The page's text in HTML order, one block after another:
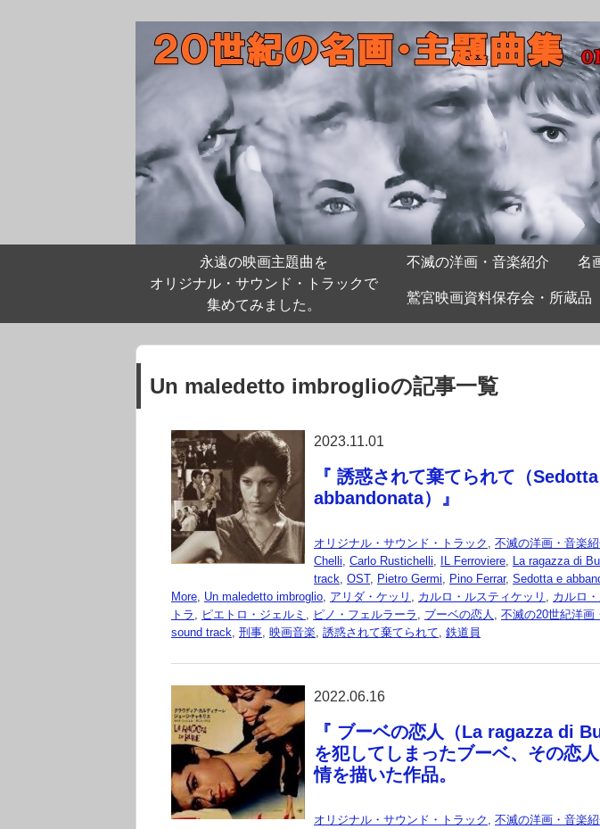
永遠の映画主題曲を
オリジナル・サウンド・トラックで
集めてみました。
不滅の洋画・音楽紹介 名
鷲宮映画資料保存会・所蔵品
Un maledetto imbroglioの記事一覧
2023.11.01
『 誘惑されて棄てられて（
abbandonata）』
オリジナル・サウンド・トラック , 不滅の洋画・音楽
Chelli, Carlo Rustichelli, IL Ferroviere, La ragazza di
track, OST, Pietro Germi, Pino Ferrar, Sedotta e
More, Un maledetto imbroglio, アリダ・ケッリ , カルロ・ルスティケッリ , カルロ
トラ , ピエトロ・ジェルミ , ピノ・フェルラーラ , ブーベの恋人 , 不滅の20世紀洋
sound track, 刑事, 映画音楽, 誘惑されて棄てられて, 鉄道員
2022.06.16
『 ブーベの恋人（La ragazza di
を犯してしまったブーベ、その恋
情を描いた作品。
オリジナル・サウンド・トラック , 不滅の洋画・音楽